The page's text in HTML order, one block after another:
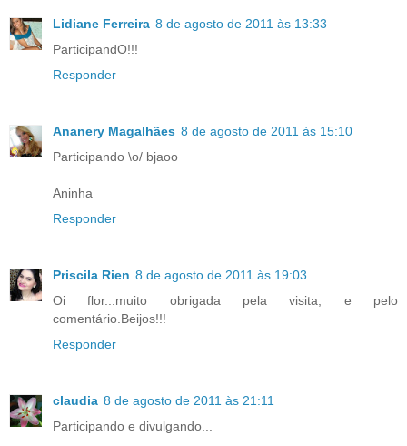
Lidiane Ferreira 8 de agosto de 2011 às 13:33
ParticipandO!!!
Responder
Ananery Magalhães 8 de agosto de 2011 às 15:10
Participando \o/ bjaoo
Aninha
Responder
Priscila Rien 8 de agosto de 2011 às 19:03
Oi flor...muito obrigada pela visita, e pelo
comentário.Beijos!!!
Responder
claudia 8 de agosto de 2011 às 21:11
Participando e divulgando...